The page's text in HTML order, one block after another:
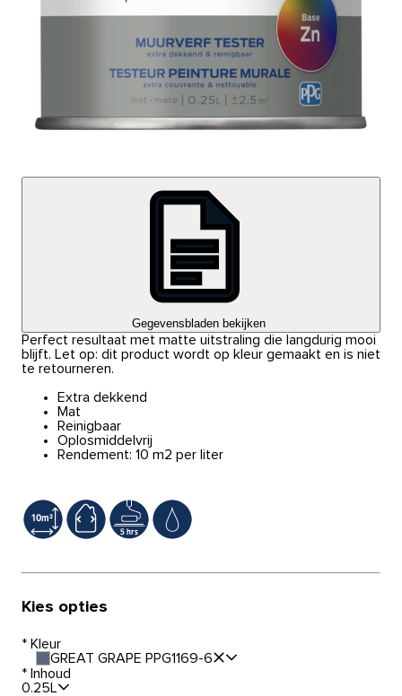
Gegevensbladen bekijken
Perfect resultaat met matte uitstraling die langdurig mooi
blijft. Let op: dit product wordt op kleur gemaakt en is niet
te retourneren.
Extra dekkend
Mat
Reinigbaar
Oplosmiddelvrij
Rendement: 10 m2 per liter
Kies opties
* Kleur
GREAT GRAPE PPG1169-6
* Inhoud
0.25L